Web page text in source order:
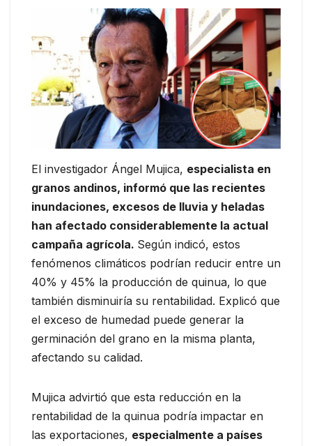
El investigador Ángel Mujica, especialista en
granos andinos, informó que las recientes
inundaciones, excesos de lluvia y heladas
han afectado considerablemente la actual
campaña agrícola. Según indicó, estos
fenómenos climáticos podrían reducir entre un
40% y 45% la producción de quinua, lo que
también disminuiría su rentabilidad. Explicó que
el exceso de humedad puede generar la
germinación del grano en la misma planta,
afectando su calidad.
Mujica advirtió que esta reducción en la
rentabilidad de la quinua podría impactar en
las exportaciones, especialmente a países